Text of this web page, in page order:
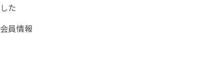
した
カテゴリー：
会員情報